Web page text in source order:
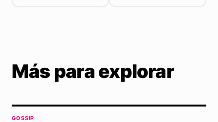
Más para explorar
GOSSIP